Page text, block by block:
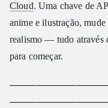
Cloud. Uma chave de
anime e ilustração,
realismo — tudo através
para começar.